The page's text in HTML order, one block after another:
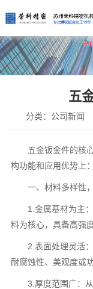
五
分类：公司新闻
五金钣金件的核
构功能和应用优势上：
一、材料多样性
1.金属基材为主
料为核心，具备高强
2.表面处理灵活
耐腐蚀性、美观度或
3.厚度范围广：